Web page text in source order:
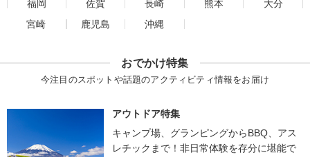
福岡
佐賀 長崎 熊本
大分
宮崎
鹿児島 沖縄
おでかけ特集
今注目のスポットや話題のアクティビティ情報をお届け
アウトドア特集
キャンプ場、グランピングからBBQ、アス
レチックまで！非日常体験を存分に堪能で